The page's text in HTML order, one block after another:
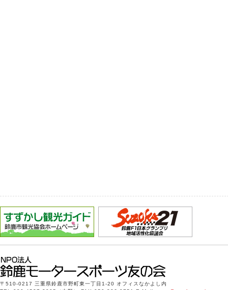
〒510-0217 三重県鈴鹿市野町東一丁目1-20 オフィスなかよし内